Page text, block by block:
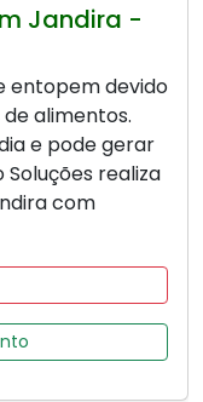
Jandira -
entopem devido
alimentos.
e pode gerar
Soluções realiza
com